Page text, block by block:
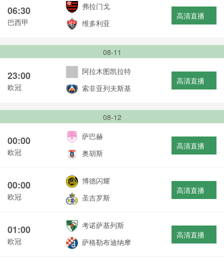
06:30
巴西甲
弗拉门戈
维多利亚
高清直播
08-11
23:00
欧冠
阿拉木图凯拉特
索非亚列夫斯基
高清直播
08-12
00:00
欧冠
萨巴赫
奥胡斯
高清直播
00:00
欧冠
博德闪耀
圣吉罗斯
高清直播
01:00
欧冠
考诺萨基列斯
萨格勒布迪纳摩
高清直播